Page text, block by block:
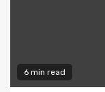
6 min read